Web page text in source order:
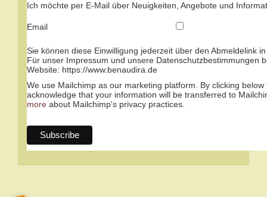
Ich möchte per E-Mail über Neuigkeiten, Angebote und
Email
Sie können diese Einwilligung jederzeit über den Abmeldelink
Für unser Impressum und unsere Datenschutzbestimmungen
Website: https://www.benaudira.de
We use Mailchimp as our marketing platform. By clicking
acknowledge that your information will be transferred to
more about Mailchimp's privacy practices.